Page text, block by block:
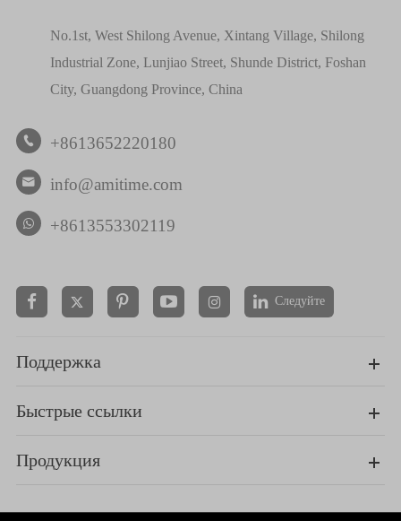
No.1st, West Shilong Avenue, Xintang Village, Shilong
Industrial Zone, Lunjiao Street, Shunde District, Foshan
City, Guangdong Province, China
 +8613652220180
 info@amitime.com
+8613553302119
  Следуйте
Поддержка
Быстрые ссылки
Продукция